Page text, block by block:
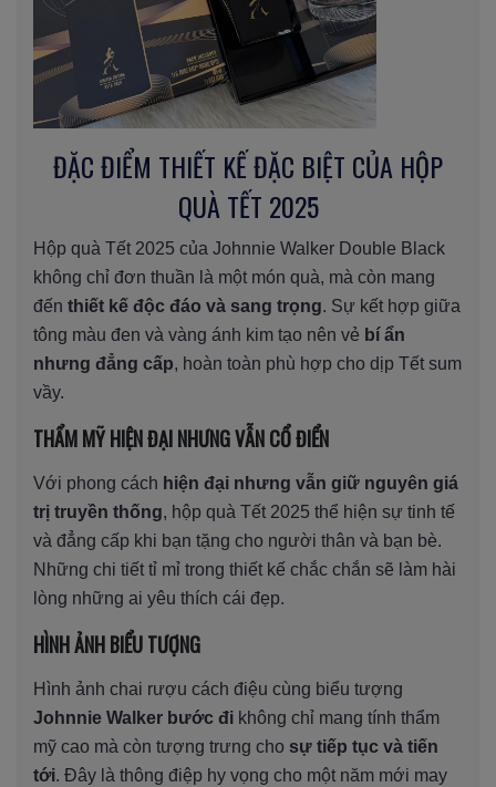
ĐẶC ĐIỂM THIẾT KẾ ĐẶC BIỆT CỦA HỘP
QUÀ TẾT 2025
Hộp quà Tết 2025 của Johnnie Walker Double Black
không chỉ đơn thuần là một món quà, mà còn mang
đến thiết kế độc đáo và sang trọng. Sự kết hợp giữa
tông màu đen và vàng ánh kim tạo nên vẻ bí ẩn
nhưng đẳng cấp, hoàn toàn phù hợp cho dịp Tết sum
vầy.
THẨM MỸ HIỆN ĐẠI NHƯNG VẪN CỔ ĐIỂN
Với phong cách hiện đại nhưng vẫn giữ nguyên giá
trị truyền thống, hộp quà Tết 2025 thể hiện sự tinh tế
và đẳng cấp khi bạn tặng cho người thân và bạn bè.
Những chi tiết tỉ mỉ trong thiết kế chắc chắn sẽ làm hài
lòng những ai yêu thích cái đẹp.
HÌNH ẢNH BIỂU TƯỢNG
Hình ảnh chai rượu cách điệu cùng biểu tượng
Johnnie Walker bước đi không chỉ mang tính thẩm
mỹ cao mà còn tượng trưng cho sự tiếp tục và tiến
tới. Đây là thông điệp hy vọng cho một năm mới may